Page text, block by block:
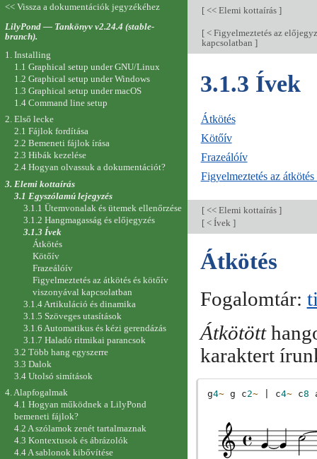
[<< Elemi kottaírás ]
[< Figyelmeztetés az
kapcsolatban ]
3.1.3 Ívek
Átkötés
Kötőív
Frazeálóív
Figyelmeztetés az
[<< Elemi kottaírás ]
[< Ívek ]
Átkötés
Fogalomtár:
Átkötött
karaktert
g4~ g c2~ c4~ c8
<< Vissza a dokumentációk jegyzékéhez
LilyPond — Tankönyv v2.24.4 (stable-
branch).
1. Installing
1.1 Graphical setup under GNU/Linux
1.2 Graphical setup under Windows
1.3 Graphical setup under macOS
1.4 Command line setup
2. Első lecke
2.1 Fájlok fordítása
2.2 Bemeneti fájlok írása
2.3 Hibák kezelése
2.4 Hogyan olvassuk a dokumentációt?
3. Elemi kottaírás
3.1 Egyszólamú lejegyzés
3.1.1 Ütemvonalak és ütemek ellenőrzése
3.1.2 Hangmagasság és előjegyzés
3.1.3 Ívek
Átkötés
Kötőív
Frazeálóív
Figyelmeztetés az átkötés és kötőív
viszonyával kapcsolatban
3.1.4 Artikuláció és dinamika
3.1.5 Szöveges utasítások
3.1.6 Automatikus és kézi gerendázás
3.1.7 Haladó ritmikai parancsok
3.2 Több hang egyszerre
3.3 Dalok
3.4 Utolsó simítások
4. Alapfogalmak
4.1 Hogyan működnek a LilyPond
bemeneti fájlok?
4.2 A szólamok zenét tartalmaznak
4.3 Kontextusok és ábrázolók
4.4 A sablonok kibővítése